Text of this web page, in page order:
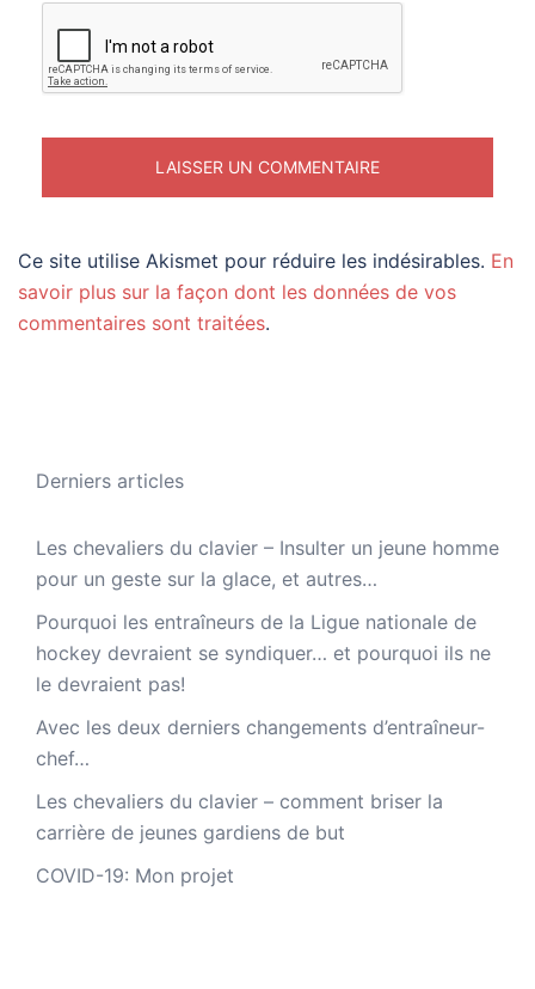
Ce site utilise Akismet pour réduire les indésirables. En
savoir plus sur la façon dont les données de vos
commentaires sont traitées.
Derniers articles
Les chevaliers du clavier – Insulter un jeune homme
pour un geste sur la glace, et autres…
Pourquoi les entraîneurs de la Ligue nationale de
hockey devraient se syndiquer… et pourquoi ils ne
le devraient pas!
Avec les deux derniers changements d’entraîneur-
chef…
Les chevaliers du clavier – comment briser la
carrière de jeunes gardiens de but
COVID-19: Mon projet